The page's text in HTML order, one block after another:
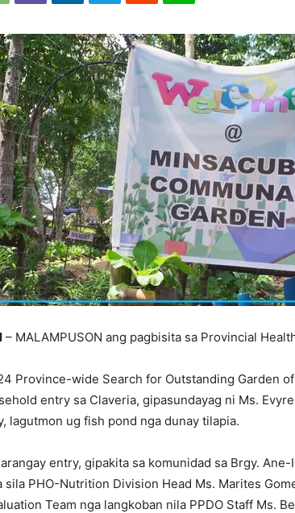
– MALAMPUSON ang pagbisita sa Provincial
Province-wide Search for Outstanding Garden
entry sa Claveria, gipasundayag ni Ms.
lagutmon ug fish pond nga dunay tilapia.
entry, gipakita sa komunidad sa Brgy.
sila PHO-Nutrition Division Head Ms. Marites
Team nga langkoban nila PPDO Staff Ms.